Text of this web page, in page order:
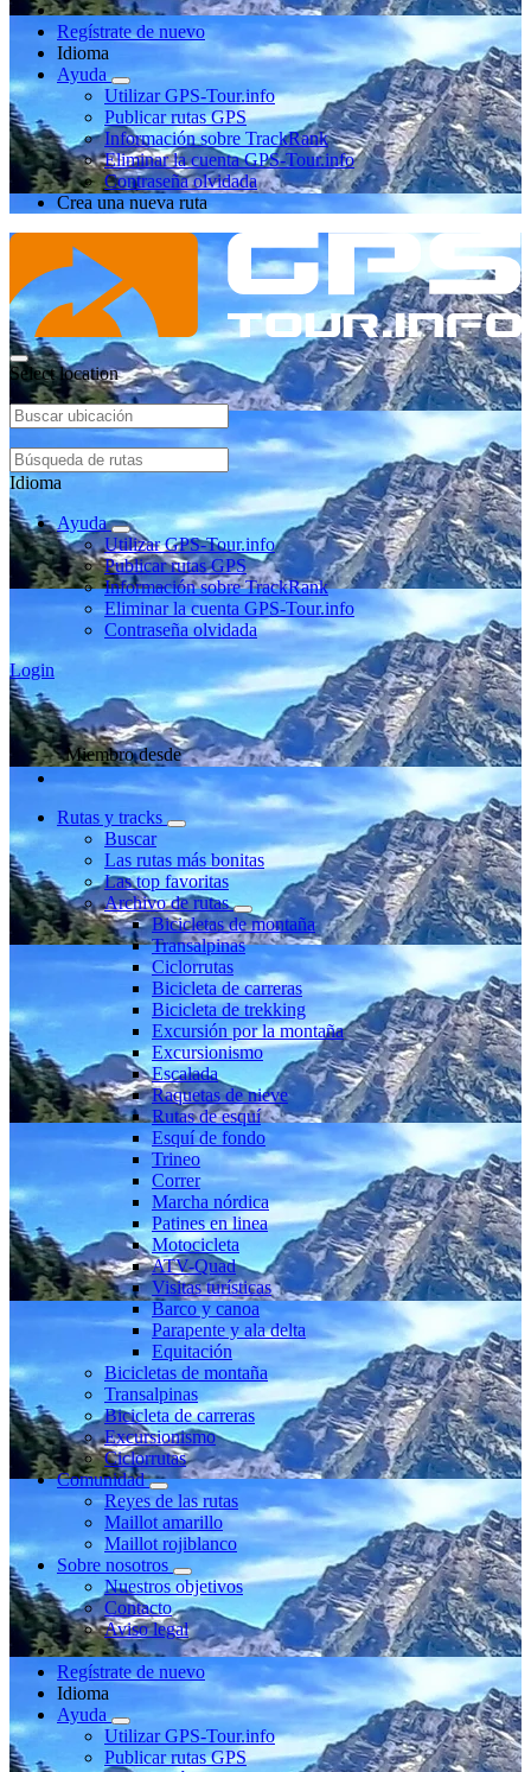
Regístrate de nuevo
Idioma
Ayuda
Utilizar GPS-Tour.info
Publicar rutas GPS
Información sobre TrackRank
Eliminar la cuenta GPS-Tour.info
Contraseña olvidada
Crea una nueva ruta
Select location
Idioma
Ayuda
Utilizar GPS-Tour.info
Publicar rutas GPS
Información sobre TrackRank
Eliminar la cuenta GPS-Tour.info
Contraseña olvidada
Login
Miembro desde
Rutas y tracks
Buscar
Las rutas más bonitas
Las top favoritas
Archivo de rutas
Bicicletas de montaña
Transalpinas
Ciclorrutas
Bicicleta de carreras
Bicicleta de trekking
Excursión por la montaña
Excursionismo
Escalada
Raquetas de nieve
Rutas de esquí
Esquí de fondo
Trineo
Correr
Marcha nórdica
Patines en linea
Motocicleta
ATV-Quad
Visitas turísticas
Barco y canoa
Parapente y ala delta
Equitación
Bicicletas de montaña
Transalpinas
Bicicleta de carreras
Excursionismo
Ciclorrutas
Comunidad
Reyes de las rutas
Maillot amarillo
Maillot rojiblanco
Sobre nosotros
Nuestros objetivos
Contacto
Aviso legal
Regístrate de nuevo
Idioma
Ayuda
Utilizar GPS-Tour.info
Publicar rutas GPS